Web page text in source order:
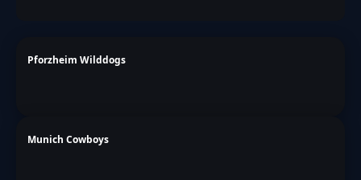
Pforzheim Wilddogs
Munich Cowboys